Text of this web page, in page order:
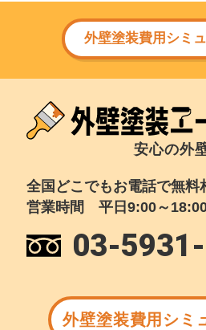
外壁塗装費用シミ
安心の外
全国どこでもお電話で無料
営業時間 平日9:00～
03-
外壁塗装費用シミ